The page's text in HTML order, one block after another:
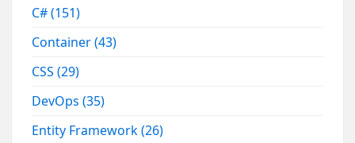
C#(151)
Container(43)
CSS(29)
DevOps(35)
Entity Framework(26)